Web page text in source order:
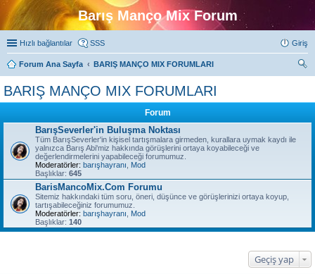
Barış Manço Mix Forum
Hızlı bağlantılar SSS Giriş
Forum Ana Sayfa
BARIŞ MANÇO MIX FORUMLARI
BARIŞ MANÇO MIX FORUMLARI
Forum
BarışSeverler'in Buluşma Noktası
Tüm BarışSeverler'in kişisel tartışmalara girmeden, kurallara uymak kaydı ile
yalnızca Barış Abi'miz hakkında görüşlerini ortaya koyabileceği ve
değerlendirmelerini yapabileceği forumumuz.
Moderatörler: barışhayranı
Mod
Başlıklar: 645
BarisMancoMix.Com Forumu
Sitemiz hakkındaki tüm soru, öneri, düşünce ve görüşlerinizi ortaya koyup,
tartışabileceğiniz forumumuz.
Moderatörler: barışhayranı
Mod
Başlıklar: 140
Geçiş yap